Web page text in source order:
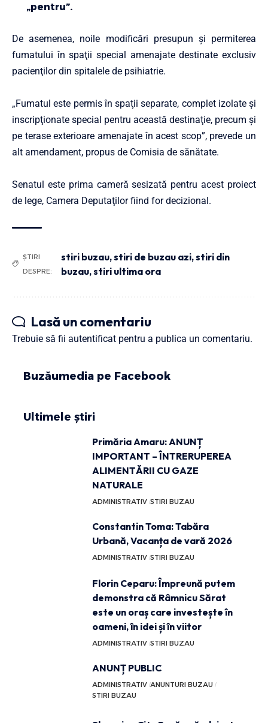
„pentru”.
De asemenea, noile modificări presupun şi permiterea
fumatului în spaţii special amenajate destinate exclusiv
pacienţilor din spitalele de psihiatrie.
„Fumatul este permis în spaţii separate, complet izolate şi
inscripţionate special pentru această destinaţie, precum şi
pe terase exterioare amenajate în acest scop”, prevede un
alt amendament, propus de Comisia de sănătate.
Senatul este prima cameră sesizată pentru acest proiect
de lege, Camera Deputaţilor fiind for decizional.
ȘTIRI
DESPRE:
stiri buzau,stiri de buzau azi,stiri din
buzau,stiri ultima ora
Lasă un comentariu
Trebuie să fii autentificat pentru a publica un comentariu.
Buzăumedia pe Facebook
Ultimele știri
Primăria Amaru: ANUNȚ
IMPORTANT – ÎNTRERUPEREA
ALIMENTĂRII CU GAZE
NATURALE
ADMINISTRATIV STIRI BUZAU
Constantin Toma: Tabăra
Urbană, Vacanța de vară 2026
ADMINISTRATIV STIRI BUZAU
Florin Ceparu: Împreună putem
demonstra că Râmnicu Sărat
este un oraș care investește în
oameni, în idei și în viitor
ADMINISTRATIV STIRI BUZAU
ANUNȚ PUBLIC
ADMINISTRATIV ANUNTURI BUZAU
STIRI BUZAU